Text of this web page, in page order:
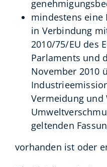
mindestens eine
in Verbindung
2010/75/EU des
Parlaments und
November 2010
Vermeidung
geltenden
vorhanden ist oder